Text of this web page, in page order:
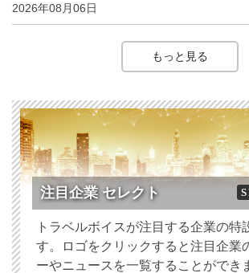
2026年08月06日
もっと見る
注目企業 セレクト
トラベルボイスが注目する企業の特
す。ロゴをクリックすると注目企業
ーやニュースを一覧することができ